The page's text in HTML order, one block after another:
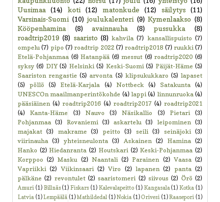
Uusimaa
(14) koti (12) matonkude (12) säilytys
(11)
Varsinais-Suomi (10) joulukalenteri (9) Kymenlaakso (8)
Kööpenhamina
(8) avainnauha (8) pussukka
(8)
roadtrip2019 (8) saaristo (8) kahvila (7) kansallispuisto (7)
ompelu (7) pipo (7) roadtrip 2022 (7) roadtrip2018 (7) ruukki (7)
Etelä-Pohjanmaa (6) Hatanpää (6) messut (6) roadtrip2020 (6)
syksy (6) DIY (5) Helsinki (5) Keski-Suomi (5) Päijät-Häme (5)
Saariston rengastie (5) arvonta (5) klipsukukkaro (5) lapaset
(5)
pöllö (5) Etelä-Karjala (4) Nottbeck (4) Satakunta
(4)
UNESCOn maailmanperintökohde (4) lappi (4) linnunruoka (4)
pääsiäinen (4) roadtrip2016 (4) roadtrip2017 (4) roadtrip2021
(4)
Kanta-Häme (3) Nauvo (3) Näsikallio (3) Pietari
(3)
Pohjanmaa
(3) Rovaniemi (3) askartelu (3) leipominen
(3)
majakat (3) makrame (3) peitto (3) seili (3) seinäjoki
(3)
viirinauha
(3) yhteisneulonta (3) Askainen (2) Hamina
(2)
Hanko (2) Hiedanranta (2) Houtskari (2) Keski-Pohjanmaa (2)
Korppoo (2) Masku (2) Naantali (2) Parainen (2) Vaasa (2)
Vapriikki (2) Viikinsaari (2) Viro (2) lapanen (2) panta (2)
pälkäne (2) revontulet (2) saaristomeri (2) siivous (2) Örö (2)
Amuri (1) Billnäs (1) Fiskars (1) Kalevalapeitto (1) Kangasala (1) Kotka (1)
Latvia (1)Lempäälä (1)Mathildedal (1)Nokia (1) Orivesi (1)Raasepori (1)